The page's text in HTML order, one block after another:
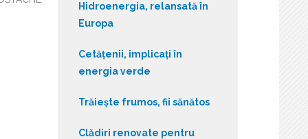
Hidroenergia, relansată în
Europa
Cetățenii, implicați în
energia verde
Trăiește frumos, fii sănătos
Clădiri renovate pentru